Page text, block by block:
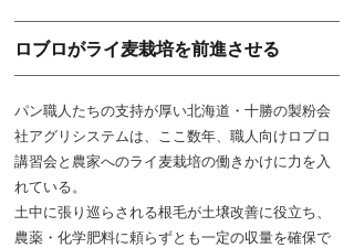
ロブロがライ麦栽培を前進させる
パン職人たちの支持が厚い北海道・十勝の製粉会
社アグリシステムは、ここ数年、職人向けロブロ
講習会と農家へのライ麦栽培の働きかけに力を入
れている。
土中に張り巡らされる根毛が土壌改善に役立ち、
農薬・化学肥料に頼らずとも一定の収量を確保で